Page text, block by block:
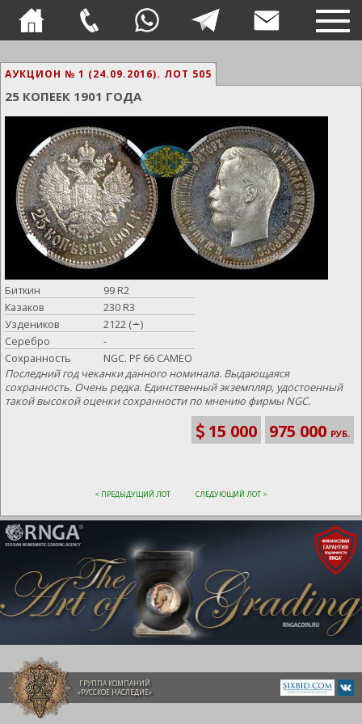
АУКЦИОН № 1 (24.09.2016). ЛОТ 505
25 КОПЕЕК 1901 ГОДА
Биткин
99 R2
Казаков
230 R3
Уздеников
2122 (∸)
Серебро
-
Сохранность
NGC. PF 66 CAMEO
Последний год чеканки данного номинала. Выдающаяся
сохранность. Очень редка. Единственный экземпляр, удостоенный
такой высокой оценки сохранности по мнению фирмы NGC.
15 000 975 000 РУБ.
< ПРЕДЫДУЩИЙ ЛОТ СЛЕДУЮЩИЙ ЛОТ >
ГРУППА КОМПАНИЙ
«РУССКОЕ НАСЛЕДИЕ»